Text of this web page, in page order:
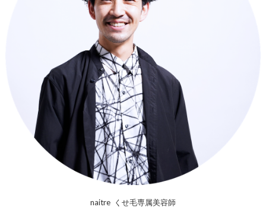
naitre くせ毛専属美容師